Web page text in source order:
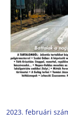
2023. februári